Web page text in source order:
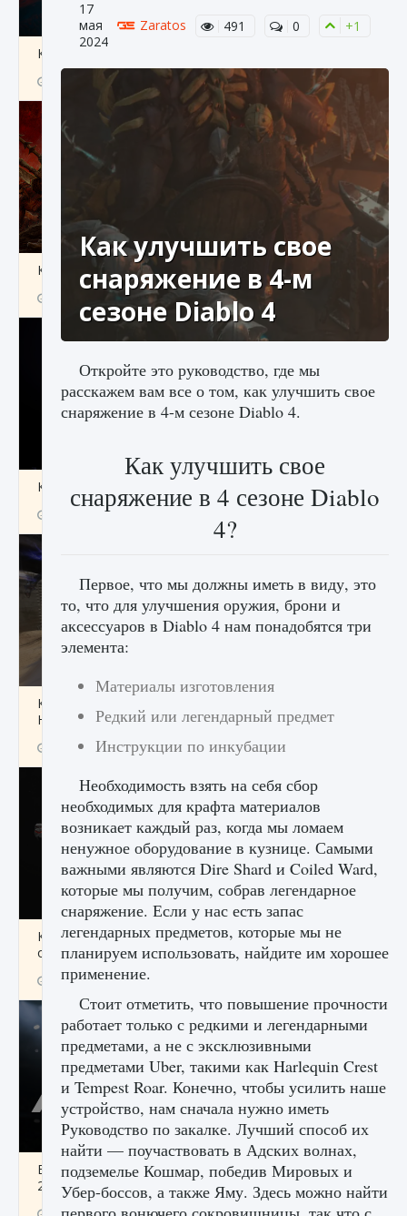
Как создавать предметы в Creatures of Ava
9 августа 2024 1 266
Как найти Гробницу Изгоев в Diablo 4
9 августа 2024 1 337
Как получить Thunder Egg в Stardew Valley
9 августа 2024
Как исправить неработающие награды For
Honor
9 августа 2024 1 205 0
Как разблокировать чертеж счастливого
оружия в MW3 и Warzone
9 августа 2024
Все новые функции Ultimate Team в EA FC
25
17
мая
2024
Zaratos 491 0 +1
Как улучшить свое
снаряжение в 4-м
сезоне Diablo 4
Откройте это руководство, где мы
расскажем вам все о том, как улучшить свое
снаряжение в 4-м сезоне Diablo 4.
Как улучшить свое
снаряжение в 4 сезоне Diablo
4?
Первое, что мы должны иметь в виду, это
то, что для улучшения оружия, брони и
аксессуаров в Diablo 4 нам понадобятся три
элемента:
Материалы изготовления
Редкий или легендарный предмет
Инструкции по инкубации
Необходимость взять на себя сбор
необходимых для крафта материалов
возникает каждый раз, когда мы ломаем
ненужное оборудование в кузнице. Самыми
важными являются Dire Shard и Coiled Ward,
которые мы получим, собрав легендарное
снаряжение. Если у нас есть запас
легендарных предметов, которые мы не
планируем использовать, найдите им хорошее
применение.
Стоит отметить, что повышение прочности
работает только с редкими и легендарными
предметами, а не с эксклюзивными
предметами Uber, такими как Harlequin Crest
и Tempest Roar. Конечно, чтобы усилить наше
устройство, нам сначала нужно иметь
Руководство по закалке. Лучший способ их
найти — поучаствовать в Адских волнах,
подземелье Кошмар, победив Мировых и
Убер-боссов, а также Яму. Здесь можно найти